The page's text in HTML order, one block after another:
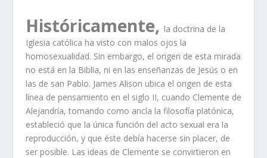
Históricamente, la doctrina de la
Iglesia católica ha visto con malos ojos la
homosexualidad. Sin embargo, el origen de esta mirada
no está en la Biblia, ni en las enseñanzas de Jesús o en
las de san Pablo. James Alison ubica el origen de esta
línea de pensamiento en el siglo II, cuando Clemente de
Alejandría, tomando como ancla la filosofía platónica,
estableció que la única función del acto sexual era la
reproducción, y que éste debía hacerse sin placer, de
ser posible. Las ideas de Clemente se convirtieron en